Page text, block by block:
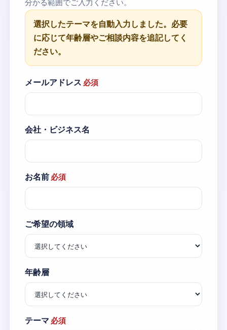
分かる範囲でご入力ください。
選択したテーマを自動入力しました。必要
に応じて年齢層やご相談内容を追記してく
ださい。
メールアドレス 必須
会社・ビジネス名
お名前 必須
ご希望の領域
年齢層
テーマ 必須